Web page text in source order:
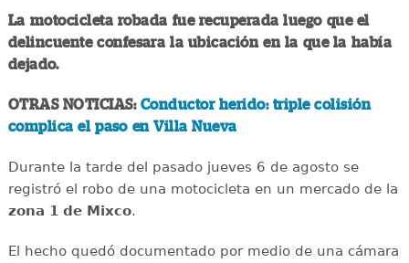
La motocicleta robada fue recuperada luego que el
delincuente confesara la ubicación en la que la había
dejado.
OTRAS NOTICIAS: Conductor herido: triple colisión
complica el paso en Villa Nueva
Durante la tarde del pasado jueves 6 de agosto se
registró el robo de una motocicleta en un mercado de la
zona 1 de Mixco.
El hecho quedó documentado por medio de una cámara